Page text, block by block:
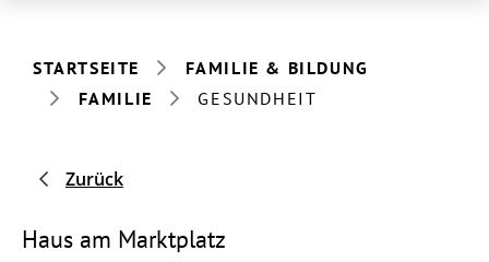
STARTSEITE
FAMILIE & BILDUNG
FAMILIE
GESUNDHEIT
Zurück
Haus am Marktplatz